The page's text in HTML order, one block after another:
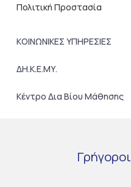
Πολιτική Προστασία
ΚΟΙΝΩΝΙΚΕΣ ΥΠΗΡΕΣΙΕΣ
ΔΗ.Κ.Ε.ΜΥ.
Κέντρο Δια Βίου Μάθησης
Γρήγοροι